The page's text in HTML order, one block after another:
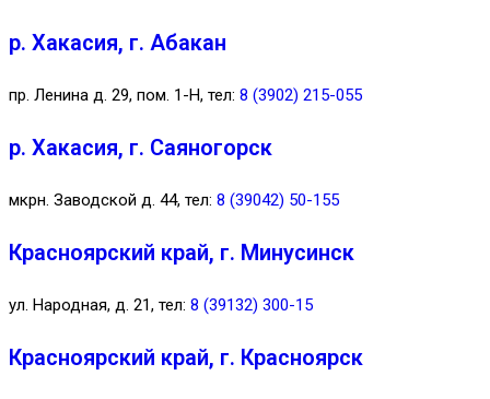
р. Хакасия, г. Абакан
пр. Ленина д. 29, пом. 1-Н, тел: 8 (3902) 215-055
р. Хакасия, г. Саяногорск
мкрн. Заводской д. 44, тел: 8 (39042) 50-155
Красноярский край, г. Минусинск
ул. Народная, д. 21, тел: 8 (39132) 300-15
Красноярский край, г. Красноярск